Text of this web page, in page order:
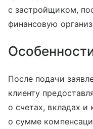
с застройщиком,
финансовую
После подачи
клиенту
о счетах, вкладах
о сумме